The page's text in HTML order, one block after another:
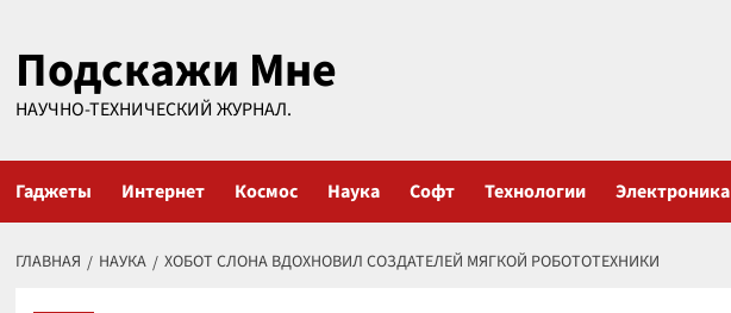
содержимому
Подскажи Мне
НАУЧНО-ТЕХНИЧЕСКИЙ ЖУРНАЛ.
Гаджеты Интернет Космос Наука Софт Технологии Электроника
ГЛАВНАЯ НАУКА ХОБОТ СЛОНА ВДОХНОВИЛ СОЗДАТЕЛЕЙ МЯГКОЙ РОБОТОТЕХНИКИ